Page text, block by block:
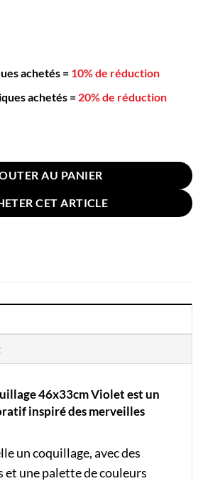
achetés = 10% de réduction
achetés = 20% de réduction
46x33cm Violet
AU PANIER
CET ARTICLE
46x33cm Violet est un
inspiré des merveilles
un coquillage, avec des
une palette de couleurs